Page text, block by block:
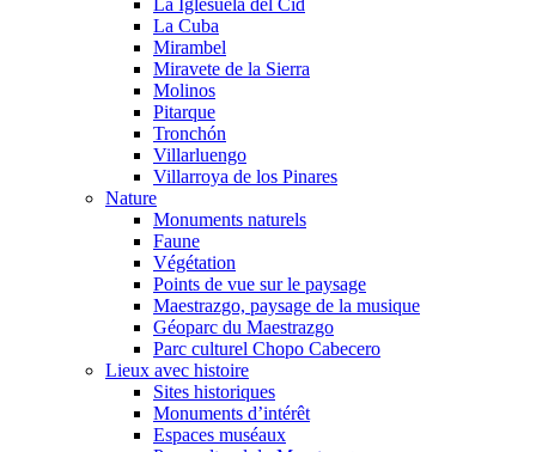
La Iglesuela del Cid
La Cuba
Mirambel
Miravete de la Sierra
Molinos
Pitarque
Tronchón
Villarluengo
Villarroya de los Pinares
Nature
Monuments naturels
Faune
Végétation
Points de vue sur le paysage
Maestrazgo, paysage de la musique
Géoparc du Maestrazgo
Parc culturel Chopo Cabecero
Lieux avec histoire
Sites historiques
Monuments d’intérêt
Espaces muséaux